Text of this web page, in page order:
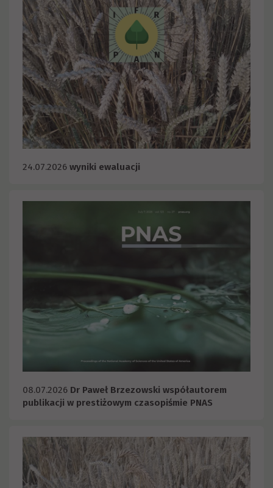
24.07.2026 wyniki ewaluacji
08.07.2026 Dr Paweł Brzezowski współautorem
publikacji w prestiżowym czasopiśmie PNAS